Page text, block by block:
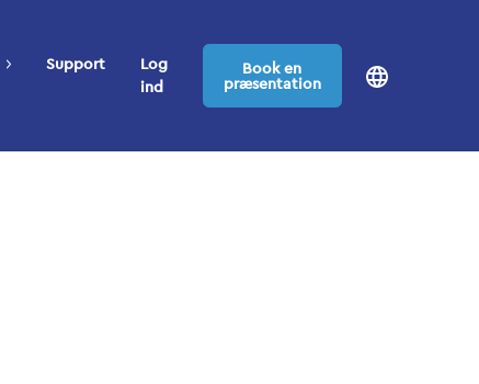
Support
Log
ind
Book en
præsentation